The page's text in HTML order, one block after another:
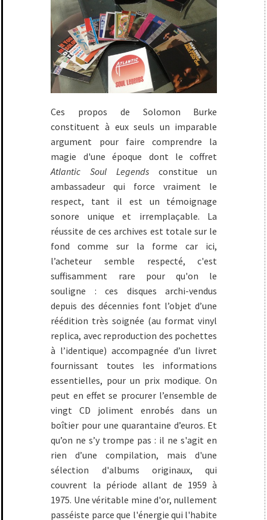
Ces propos de Solomon Burke
constituent à eux seuls un imparable
argument pour faire comprendre la
magie d'une époque dont le coffret
Atlantic Soul Legendsconstitue un
ambassadeur qui force vraiment le
respect, tant il est un témoignage
sonore unique et irremplaçable. La
réussite de ces archives est totale sur le
fond comme sur la forme car ici,
l’acheteur semble respecté, c'est
suffisamment rare pour qu'on le
souligne : ces disques archi-vendus
depuis des décennies font l’objet d’une
réédition très soignée (au format vinyl
replica, avec reproduction des pochettes
à l’identique) accompagnée d’un livret
fournissant toutes les informations
essentielles, pour un prix modique. On
peut en effet se procurer l’ensemble de
vingt CD joliment enrobés dans un
boîtier pour une quarantaine d’euros. Et
qu’on ne s’y trompe pas : il ne s'agit en
rien d’une compilation, mais d'une
sélection d'albums originaux, qui
couvrent la période allant de 1959 à
1975. Une véritable mine d'or, nullement
passéiste parce que l'énergie qui l'habite